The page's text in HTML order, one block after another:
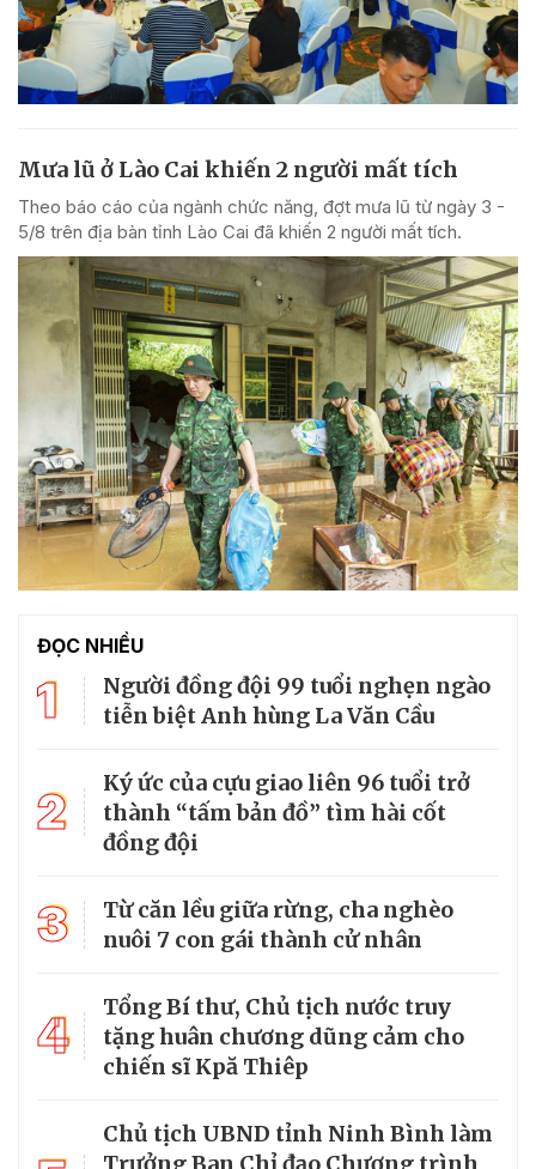
Mưa lũ ở Lào Cai khiến 2 người mất tích
Theo báo cáo của ngành chức năng, đợt mưa lũ từ ngày 3 -
5/8 trên địa bàn tỉnh Lào Cai đã khiến 2 người mất tích.
ĐỌC NHIỀU
1
Người đồng đội 99 tuổi nghẹn ngào
tiễn biệt Anh hùng La Văn Cầu
2
Ký ức của cựu giao liên 96 tuổi trở
thành “tấm bản đồ” tìm hài cốt
đồng đội
3
Từ căn lều giữa rừng, cha nghèo
nuôi 7 con gái thành cử nhân
4
Tổng Bí thư, Chủ tịch nước truy
tặng huân chương dũng cảm cho
chiến sĩ Kpă Thiêp
Chủ tịch UBND tỉnh Ninh Bình làm